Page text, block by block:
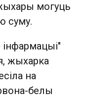
могуць
суму.
жыхарка
на
белы